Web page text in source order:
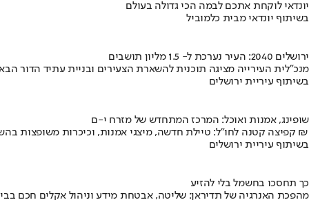
יונדאי לוקחת אתכם לבמה הכי גדולה בעולם
בשיתוף יונדאי מבית כלמוביל
ירושלים 2040: העיר נערכת ל- 1.5 מליון תושבים
מנכ"לית העירייה מציגה תוכנית להשארת הצעירים ובניית עתיד הדור
בשיתוף עיריית ירושלים
שופינג, אמנות ואוכל: המרכז המתחדש של מזרח י-ם
קפיצה קטנה לחו"ל: טיילת חדשה, מיצגי אמנות, וכיכרות משופצות בהשקעה של 100 מיליון ₪
בשיתוף עיריית ירושלים
כך תחסכו בחשמל בלי להזיע
מהפכת האנרגיה של תדיראן: שליטה, אבטחת מידע וניהול אקלים חכם